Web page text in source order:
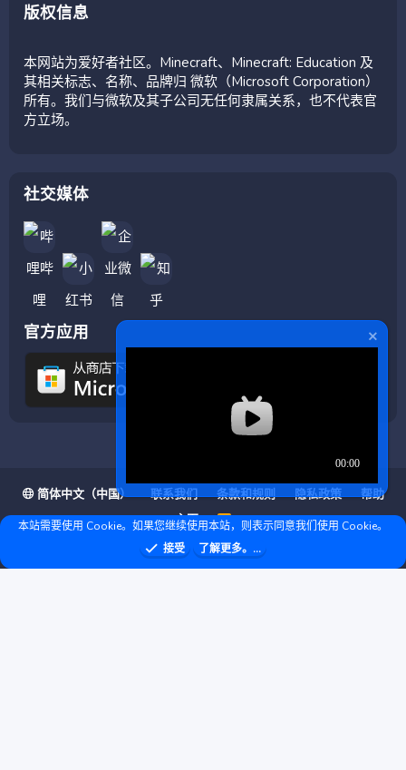
版权信息
本网站为爱好者社区。Minecraft、Minecraft: Education 及
其相关标志、名称、品牌归 微软（Microsoft Corporation）
所有。我们与微软及其子公司无任何隶属关系，也不代表官
方立场。
社交媒体
官方应用
简体中文（中国） 联系我们 条款和规则 隐私政策
帮助
主页
R
S
S
❤ © Copyright 2020–2026 基岩科技 版权所有 |Microsoft Marketplace
本站需要使用 Cookie。如果您继续使用本站，则表示同意我们使用 Cookie。
接受
了解更多。...